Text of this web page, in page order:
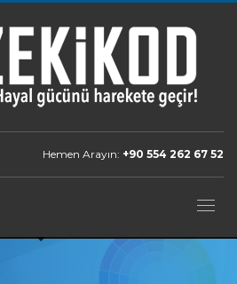
Hemen Arayın: +90 554 262 67 52